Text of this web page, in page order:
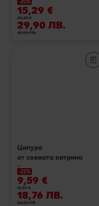
-25%
15,29 €
20,45 €
29,90 ЛВ.
40,00 ЛВ.
Ципура
от свежата витрина
кг
-22%
9,59 €
12,39 €
18,76 ЛВ.
24,23 ЛВ.